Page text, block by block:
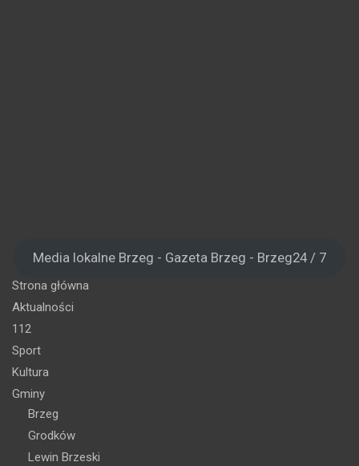
Media lokalne Brzeg - Gazeta Brzeg - Brzeg24 / 7
Strona główna
Aktualności
112
Sport
Kultura
Gminy
Brzeg
Grodków
Lewin Brzeski